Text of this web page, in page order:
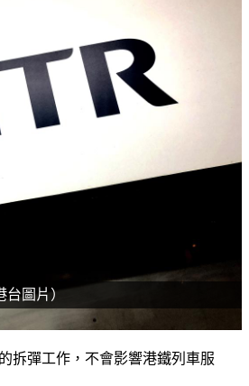
台圖片）
拆彈工作，不會影響港鐵列車服